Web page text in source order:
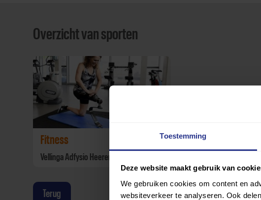
Toestemming
Deze website maakt gebruik van
We gebruiken cookies om content en
websiteverkeer te analyseren. Ook
Overzicht van sporten
Fitness
Vellinga Adfysio Heerenveen
Terug